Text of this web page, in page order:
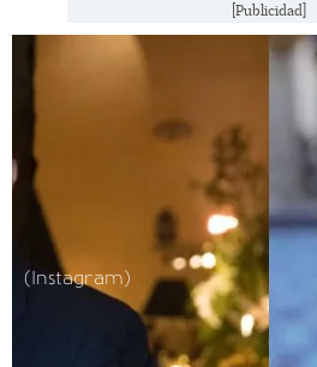
[Publicidad]
(Instagram)